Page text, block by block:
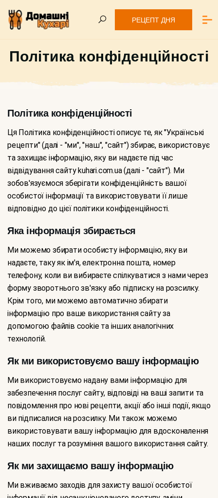
РЕЦЕПТ ДНЯ
Політика конфіденційності
Політика конфіденційності
Ця Політика конфіденційності описує те, як "Українські
рецепти" (далі - "ми", "наш", "сайт") збирає, використовує
та захищає інформацію, яку ви надаєте під час
відвідування сайту kuhari.com.ua (далі - "сайт"). Ми
зобов'язуємося зберігати конфіденційність вашої
особистої інформації та використовувати її лише
відповідно до цієї політики конфіденційності.
Яка інформація збирається
Ми можемо збирати особисту інформацію, яку ви
надаєте, таку як ім'я, електронна пошта, номер
телефону, коли ви вибираєте спілкуватися з нами через
форму зворотнього зв'язку або підписку на розсилку.
Крім того, ми можемо автоматично збирати
інформацію про ваше використання сайту за
допомогою файлів cookie та інших аналогічних
технологій.
Як ми використовуємо вашу інформацію
Ми використовуємо надану вами інформацію для
забезпечення послуг сайту, відповіді на ваші запити та
повідомлення про нові рецепти, акції або інші події, якщо
ви підписалися на розсилку. Ми також можемо
використовувати вашу інформацію для вдосконалення
наших послуг та розуміння вашого використання сайту.
Як ми захищаємо вашу інформацію
Ми вживаємо заходів для захисту вашої особистої